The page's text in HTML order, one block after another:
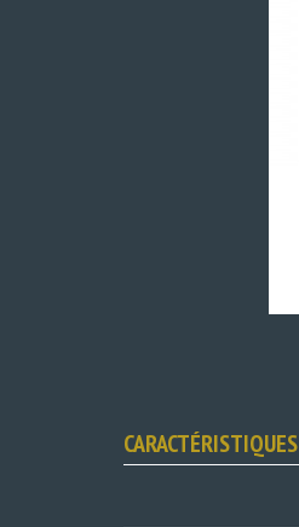
CARACTÉRISTIQUES